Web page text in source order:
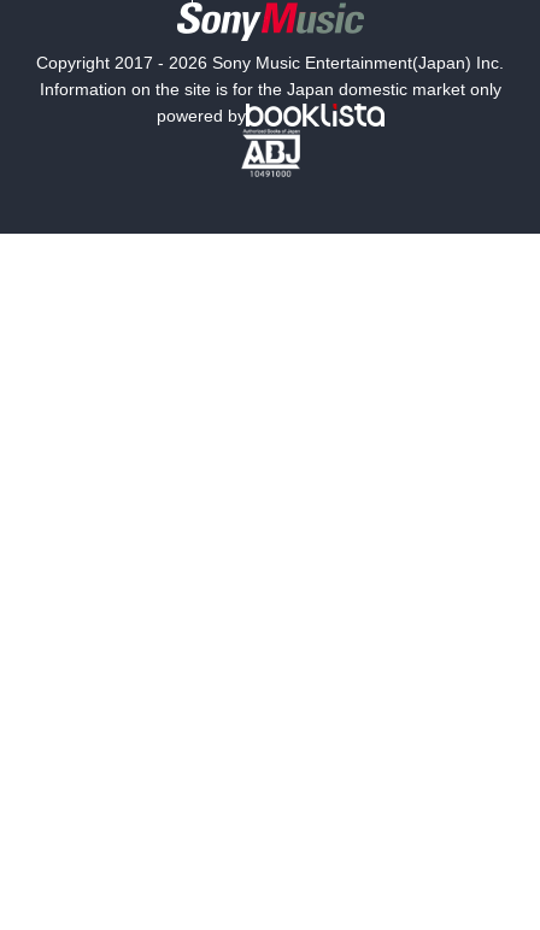
海外小説
ミステリー SF
文学
Copyright 2017 - 2026 Sony Music Entertainment(Japan) Inc.
Information on the site is for the Japan domestic market only
powered by